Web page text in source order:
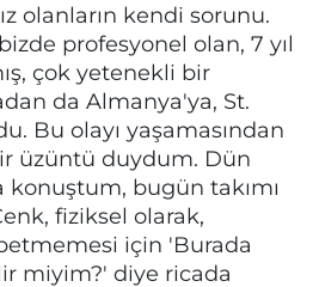
olanların kendi sorunu.
profesyonel olan, 7 yıl
çok yetenekli bir
da Almanya'ya, St.
Bu olayı yaşamasından
üzüntü duydum. Dün
bugün takımı
fiziksel olarak,
için 'Burada
miyim?' diye ricada